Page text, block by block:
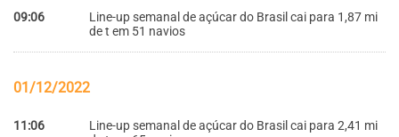
09:06
Line-up semanal de açúcar do Brasil cai para 1,87 mi
de t em 51 navios
01/12/2022
11:06
Line-up semanal de açúcar do Brasil cai para 2,41 mi